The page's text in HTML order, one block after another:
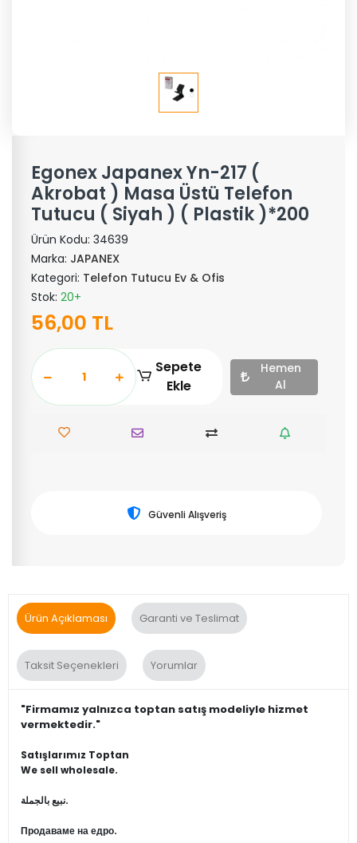
Egonex Japanex Yn-217 (
Akrobat ) Masa Üstü Telefon
Tutucu ( Siyah ) ( Plastik )*200
Ürün Kodu: 34639
Marka: JAPANEX
Kategori: Telefon Tutucu Ev & Ofis
Stok: 20+
56,00 TL
Sepete
Ekle
Hemen
Al
Güvenli Alışveriş
Ürün Açıklaması Garanti ve Teslimat
Taksit Seçenekleri Yorumlar
"Firmamız yalnızca toptan satış modeliyle hizmet
vermektedir."
Satışlarımız Toptan
We sell wholesale.
نبيع بالجملة.
Продаваме на едро.